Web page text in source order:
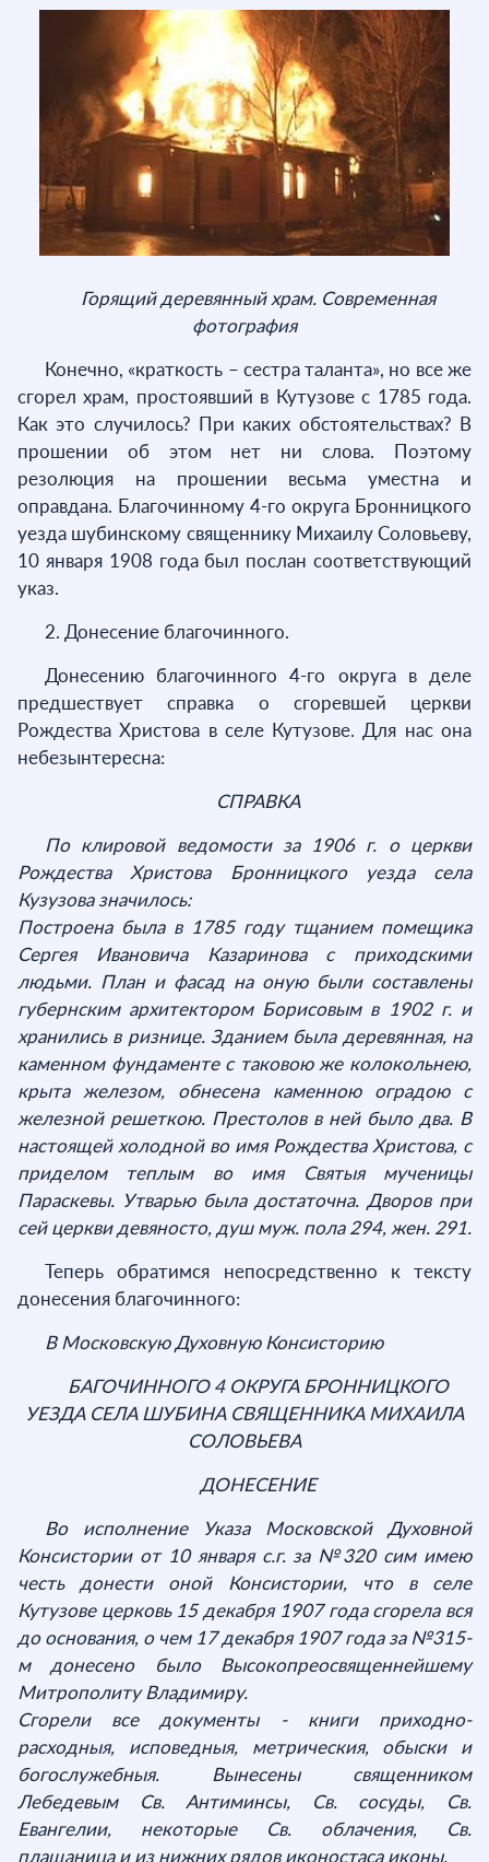
Горящий деревянный храм. Современная
фотография
Конечно, «краткость – сестра таланта», но все же
сгорел храм, простоявший в Кутузове с 1785 года.
Как это случилось? При каких обстоятельствах? В
прошении об этом нет ни слова. Поэтому
резолюция на прошении весьма уместна и
оправдана. Благочинному 4-го округа Бронницкого
уезда шубинскому священнику Михаилу Соловьеву,
10 января 1908 года был послан соответствующий
указ.
2. Донесение благочинного.
Донесению благочинного 4-го округа в деле
предшествует справка о сгоревшей церкви
Рождества Христова в селе Кутузове. Для нас она
небезынтересна:
СПРАВКА
По клировой ведомости за 1906 г. о церкви
Рождества Христова Бронницкого уезда села
Кузузова значилось:
Построена была в 1785 году тщанием помещика
Сергея Ивановича Казаринова с приходскими
людьми. План и фасад на оную были составлены
губернским архитектором Борисовым в 1902 г. и
хранились в ризнице. Зданием была деревянная, на
каменном фундаменте с таковою же колокольнею,
крыта железом, обнесена каменною оградою с
железной решеткою. Престолов в ней было два. В
настоящей холодной во имя Рождества Христова, с
приделом теплым во имя Святыя мученицы
Параскевы. Утварью была достаточна. Дворов при
сей церкви девяносто, душ муж. пола 294, жен. 291.
Теперь обратимся непосредственно к тексту
донесения благочинного:
В Московскую Духовную Консисторию
БАГОЧИННОГО 4 ОКРУГА БРОННИЦКОГО
УЕЗДА СЕЛА ШУБИНА СВЯЩЕННИКА МИХАИЛА
СОЛОВЬЕВА
ДОНЕСЕНИЕ
Во исполнение Указа Московской Духовной
Консистории от 10 января с.г. за №320 сим имею
честь донести оной Консистории, что в селе
Кутузове церковь 15 декабря 1907 года сгорела вся
до основания, о чем 17 декабря 1907 года за №315-
м донесено было Высокопреосвященнейшему
Митрополиту Владимиру.
Сгорели все документы - книги приходно-
расходныя, исповедныя, метрическия, обыски и
богослужебныя. Вынесены священником
Лебедевым Св. Антиминсы, Св. сосуды, Св.
Евангелии, некоторые Св. облачения, Св.
плащаница и из нижних рядов иконостаса иконы.